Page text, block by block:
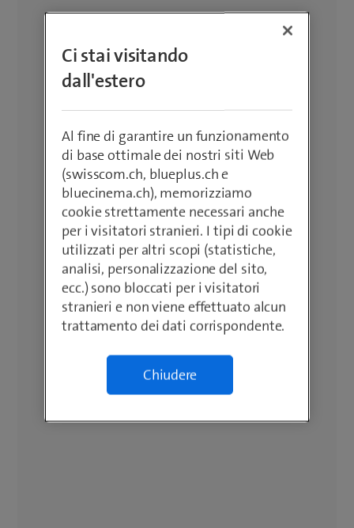
Ci stai visitando
dall'estero
Al fine di garantire un funzionamento
di base ottimale dei nostri siti Web
(swisscom.ch, blueplus.ch e
bluecinema.ch), memorizziamo
cookie strettamente necessari anche
per i visitatori stranieri. I tipi di cookie
utilizzati per altri scopi (statistiche,
analisi, personalizzazione del sito,
ecc.) sono bloccati per i visitatori
stranieri e non viene effettuato alcun
trattamento dei dati corrispondente.
Chiudere